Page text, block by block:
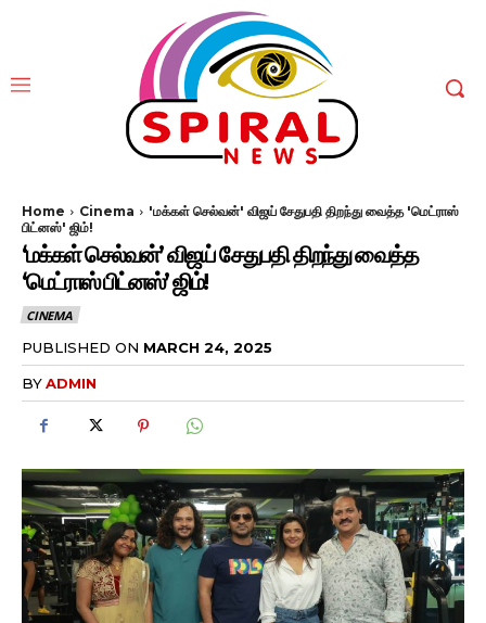
Home Cinema
'மக்கள் செல்வன்' விஜய் சேதுபதி திறந்து வைத்த 'மெட்ராஸ்
பிட்னஸ்' ஜிம்!
‘மக்கள் செல்வன்’ விஜய் சேதுபதி திறந்து வைத்த
‘மெட்ராஸ் பிட்னஸ்’ ஜிம்!
CINEMA
PUBLISHED ON MARCH 24, 2025
BYADMIN